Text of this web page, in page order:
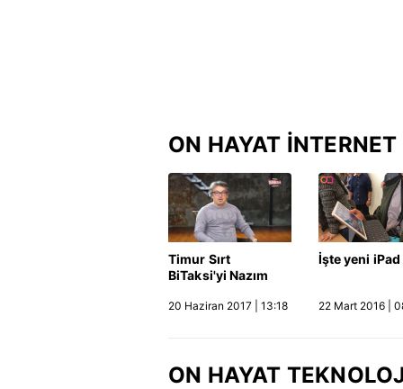
ON HAYAT İNTERNET
Timur Sırt
BiTaksi'yi Nazım
Canko ile konuştu
20 Haziran 2017 | 13:18
İşte yeni iPad
22 Mart 2016 |
ON HAYAT